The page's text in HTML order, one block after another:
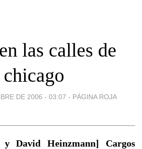
las calles de
chicago
DE 2006 - 03:07 - PÁGINA ROJA
y David Heinzmann] Cargos